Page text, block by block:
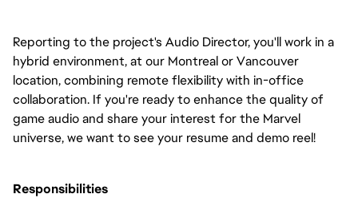
Reporting to the project's Audio Director, you'll work in a
hybrid environment, at our Montreal or Vancouver
location, combining remote flexibility with in-office
collaboration. If you're ready to enhance the quality of
game audio and share your interest for the Marvel
universe, we want to see your resume and demo reel!
Responsibilities